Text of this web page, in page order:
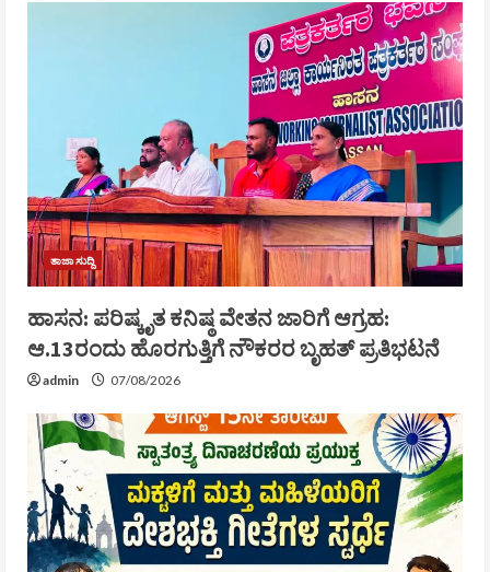
ತಾಜಾ ಸುದ್ದಿ
ಹಾಸನ: ಪರಿಷ್ಕೃತ ಕನಿಷ್ಠ ವೇತನ ಜಾರಿಗೆ ಆಗ್ರಹ:
ಆ.13ರಂದು ಹೊರಗುತ್ತಿಗೆ ನೌಕರರ ಬೃಹತ್ ಪ್ರತಿಭಟನೆ
admin 07/08/2026